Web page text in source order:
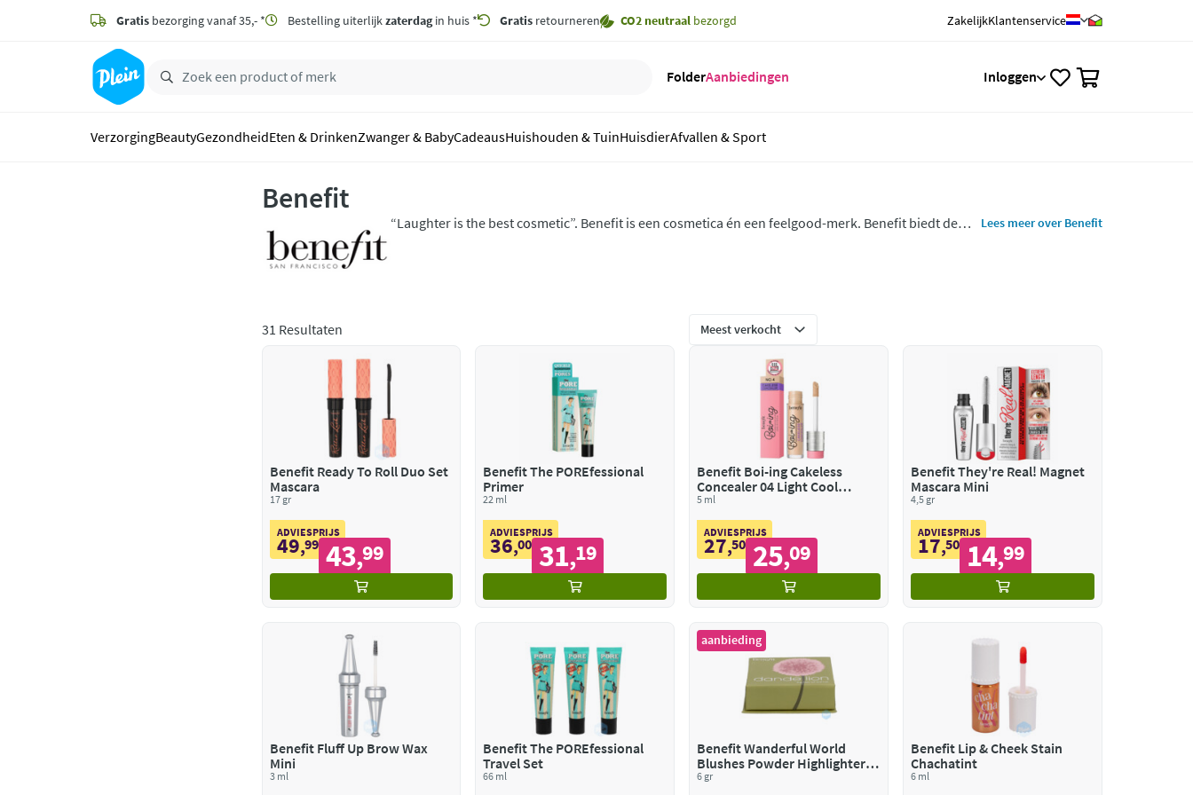
zoeken
hoofdinhoud
Gratis bezorging vanaf 35,- * Bestelling uiterlijkzaterdagin huis * Gratis retourneren CO2 neutraal bezorgd ZakelijkKlantenservice
FolderAanbiedingen Inloggen
VerzorgingBeautyGezondheidEten & DrinkenZwanger & BabyCadeausHuishouden & TuinHuisdierAfvallen & Sport
Benefit
“Laughter is the best cosmetic”. Benefit is een cosmetica én een feelgood-merk. Benefit biedt de
Lees meer over Benefit
31 Resultaten
Benefit Ready To Roll Duo Set
Mascara
17 gr
ADVIESPRIJS
49,99 43,99
Benefit The POREfessional
Primer
22 ml
ADVIESPRIJS
36,00 31,19
Benefit Boi-ing Cakeless
Concealer 04 Light Cool
Waterproof
5 ml
ADVIESPRIJS
27,50 25,09
Benefit They're Real! Magnet
Mascara Mini
4,5 gr
ADVIESPRIJS
17,50 14,99
Benefit Fluff Up Brow Wax
Mini
3 ml
Benefit The POREfessional
Travel Set
66 ml
aanbieding
Benefit Wanderful World
Blushes Powder Highlighter
Dandelion Baby-Pink
6 gr
Benefit Lip & Cheek Stain
Chachatint
6 ml